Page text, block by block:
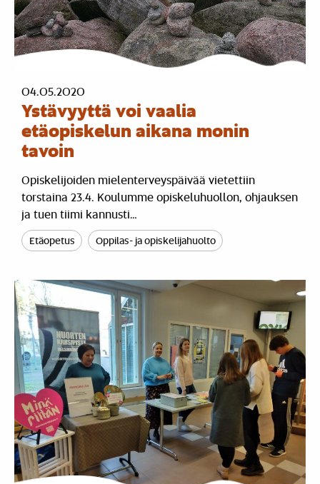
04.05.2020
Ystävyyttä voi vaalia
etäopiskelun aikana monin
tavoin
Opiskelijoiden mielenterveyspäivää vietettiin
torstaina 23.4. Koulumme opiskeluhuollon, ohjauksen
ja tuen tiimi kannusti…
Etäopetus Oppilas- ja opiskelijahuolto